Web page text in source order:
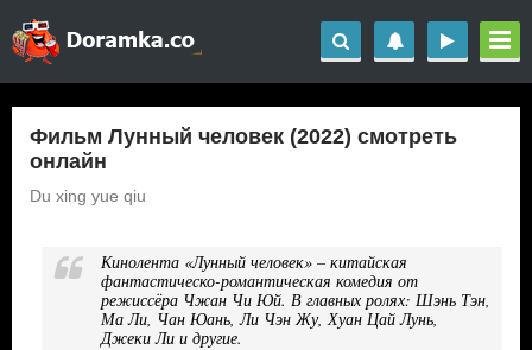
Фильм Лунный человек (2022) смотреть
онлайн
Du xing yue qiu
Кинолента «Лунный человек» – китайская
фантастическо-романтическая комедия от
режиссёра Чжан Чи Юй. В главных ролях: Шэнь Тэн,
Ма Ли, Чан Юань, Ли Чэн Жу, Хуан Цай Лунь,
Джеки Ли и другие.